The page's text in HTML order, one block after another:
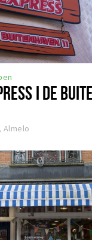
I DE
Almelo